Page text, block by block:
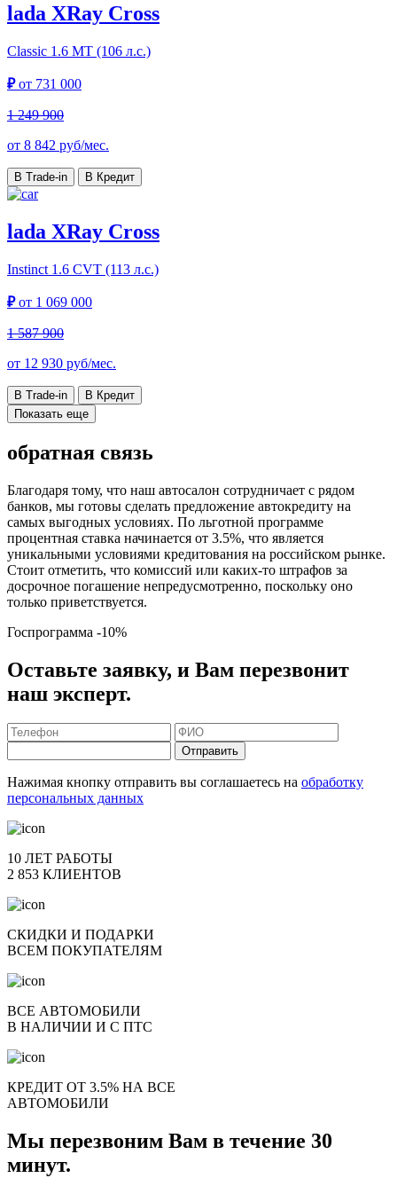
lada XRay Cross
Classic 1.6 МТ (106 л.с.)
₽от 731 000
1 249 900
от 8 842 руб/мес.
В Trade-in В Кредит
lada XRay Cross
Instinct 1.6 CVT (113 л.с.)
₽от 1 069 000
1 587 900
от 12 930 руб/мес.
В Trade-in
В Кредит
Показать еще
обратная связь
Благодаря тому, что наш автосалон сотрудничает с рядом
банков, мы готовы сделать предложение автокредиту на
самых выгодных условиях. По льготной программе
процентная ставка начинается от 3.5%, что является
уникальными условиями кредитования на российском рынке.
Стоит отметить, что комиссий или каких-то штрафов за
досрочное погашение непредусмотренно, поскольку оно
только приветствуется.
Госпрограмма -10%
Оставьте заявку, и Вам перезвонит
наш эксперт.
Отправить
Нажимая кнопку отправить вы соглашаетесь на обработку
персональных данных
10 ЛЕТ РАБОТЫ
2 853 КЛИЕНТОВ
СКИДКИ И ПОДАРКИ
ВСЕМ ПОКУПАТЕЛЯМ
ВСЕ АВТОМОБИЛИ
В НАЛИЧИИ И С ПТС
КРЕДИТ ОТ 3.5% НА ВСЕ
АВТОМОБИЛИ
Мы перезвоним Вам в течение 30
минут.